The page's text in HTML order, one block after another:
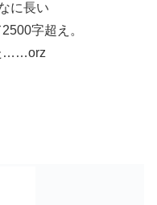
に長い
字超え。
……orz